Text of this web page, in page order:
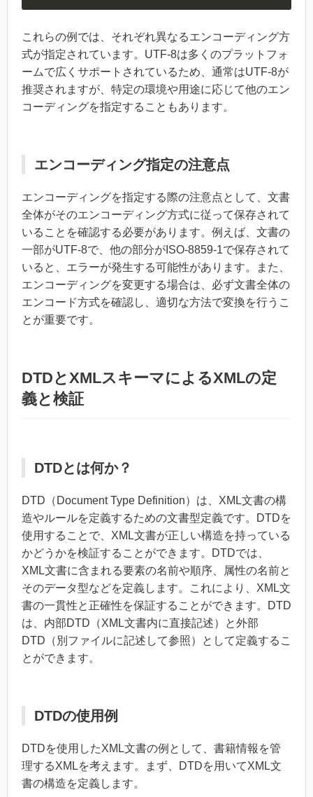
これらの例では、それぞれ異なるエンコーディング方
式が指定されています。UTF-8は多くのプラットフォ
ームで広くサポートされているため、通常はUTF-8が
推奨されますが、特定の環境や用途に応じて他のエン
コーディングを指定することもあります。
エンコーディング指定の注意点
エンコーディングを指定する際の注意点として、文書
全体がそのエンコーディング方式に従って保存されて
いることを確認する必要があります。例えば、文書の
一部がUTF-8で、他の部分がISO-8859-1で保存されて
いると、エラーが発生する可能性があります。また、
エンコーディングを変更する場合は、必ず文書全体の
エンコード方式を確認し、適切な方法で変換を行うこ
とが重要です。
DTDとXMLスキーマによるXMLの定
義と検証
DTDとは何か？
DTD（Document Type Definition）は、XML文書の構
造やルールを定義するための文書型定義です。DTDを
使用することで、XML文書が正しい構造を持っている
かどうかを検証することができます。DTDでは、
XML文書に含まれる要素の名前や順序、属性の名前と
そのデータ型などを定義します。これにより、XML文
書の一貫性と正確性を保証することができます。DTD
は、内部DTD（XML文書内に直接記述）と外部
DTD（別ファイルに記述して参照）として定義するこ
とができます。
DTDの使用例
DTDを使用したXML文書の例として、書籍情報を管
理するXMLを考えます。まず、DTDを用いてXML文
書の構造を定義します。